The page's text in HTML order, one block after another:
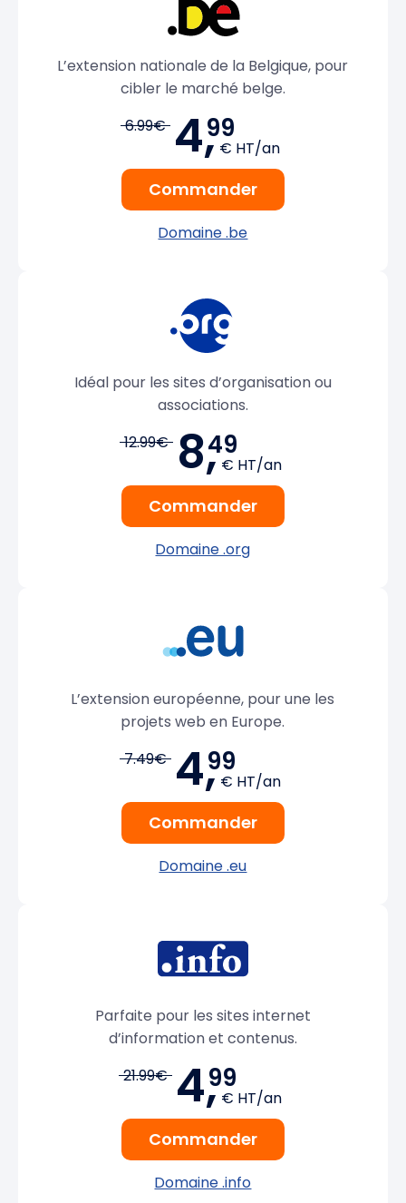
L’extension nationale de la Belgique, pour
cibler le marché belge.
6.99€ 4,99
€ HT/an
Commander
Domaine .be
Idéal pour les sites d’organisation ou
associations.
12.99€ 8,49
€ HT/an
Commander
Domaine .org
L’extension européenne, pour une les
projets web en Europe.
7.49€ 4,99
€ HT/an
Commander
Domaine .eu
Parfaite pour les sites internet
d’information et contenus.
21.99€ 4,99
€ HT/an
Commander
Domaine .info